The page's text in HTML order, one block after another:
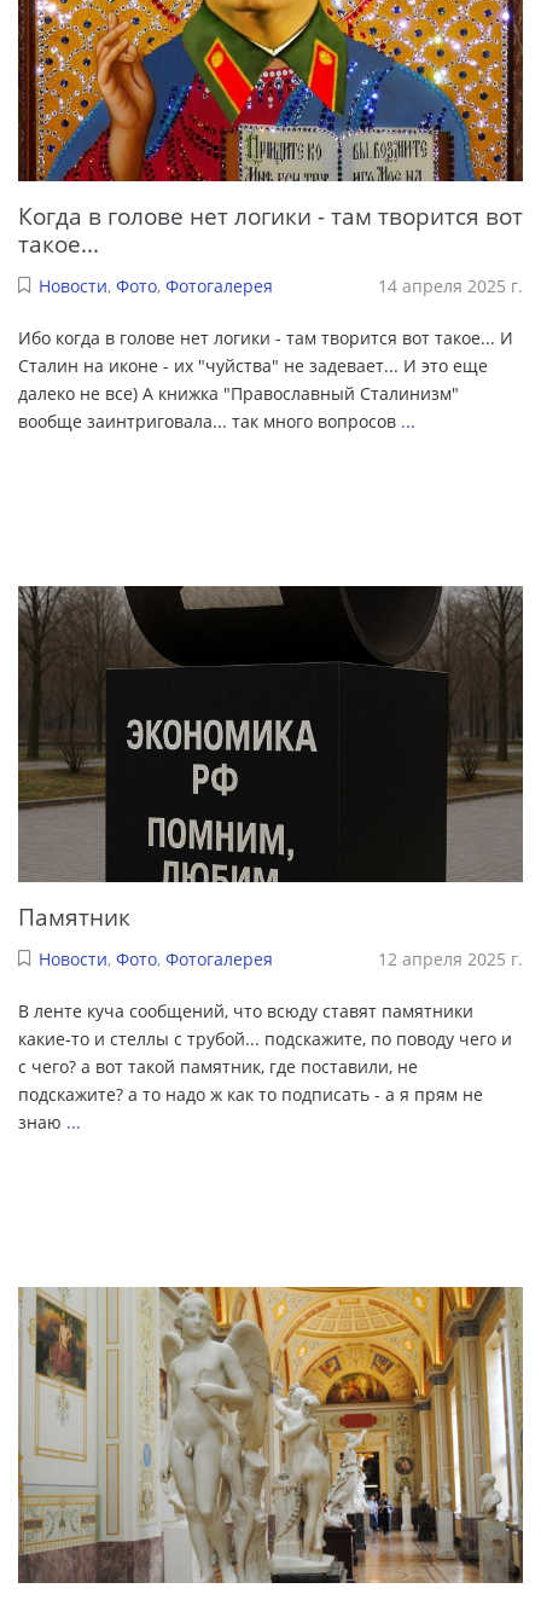
Когда в голове нет логики - там творится вот
такое...
Новости, Фото, Фотогалерея 14 апреля 2025 г.
Ибо когда в голове нет логики - там творится вот такое... И
Сталин на иконе - их "чуйства" не задевает... И это еще
далеко не все) А книжка "Православный Сталинизм"
вообще заинтриговала... так много вопросов ...
Памятник
Новости, Фото, Фотогалерея 12 апреля 2025 г.
В ленте куча сообщений, что всюду ставят памятники
какие-то и стеллы с трубой... подскажите, по поводу чего и
с чего? а вот такой памятник, где поставили, не
подскажите? а то надо ж как то подписать - а я прям не
знаю ...